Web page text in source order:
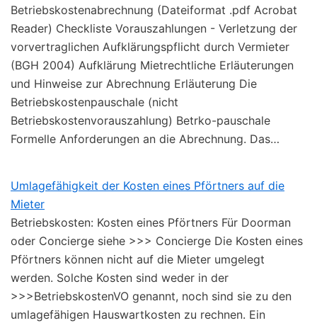
Betriebskostenabrechnung (Dateiformat .pdf Acrobat
Reader) Checkliste Vorauszahlungen - Verletzung der
vorvertraglichen Aufklärungspflicht durch Vermieter
(BGH 2004) Aufklärung Mietrechtliche Erläuterungen
und Hinweise zur Abrechnung Erläuterung Die
Betriebskostenpauschale (nicht
Betriebskostenvorauszahlung) Betrko-pauschale
Formelle Anforderungen an die Abrechnung. Das…
Umlagefähigkeit der Kosten eines Pförtners auf die
Mieter
Betriebskosten: Kosten eines Pförtners Für Doorman
oder Concierge siehe >>> Concierge Die Kosten eines
Pförtners können nicht auf die Mieter umgelegt
werden. Solche Kosten sind weder in der
>>>BetriebskostenVO genannt, noch sind sie zu den
umlagefähigen Hauswartkosten zu rechnen. Ein